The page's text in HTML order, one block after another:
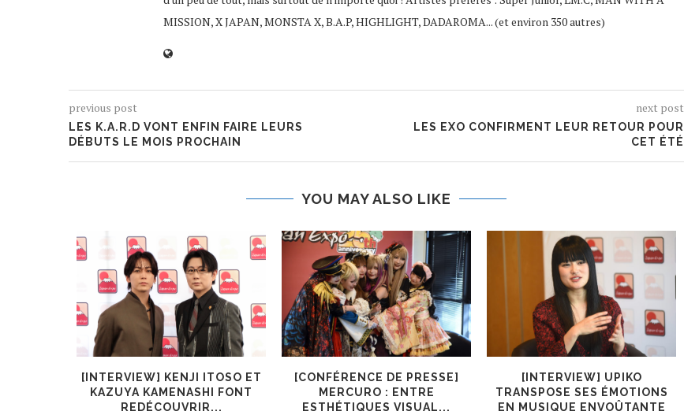
MISSION, X JAPAN, MONSTA X, B.A.P, HIGHLIGHT, DADAROMA... (et environ 350 autres)
previous post
LES K.A.R.D VONT ENFIN FAIRE LEURS
DÉBUTS LE MOIS PROCHAIN
next post
LES EXO CONFIRMENT LEUR RETOUR POUR
CET ÉTÉ
YOU MAY ALSO LIKE
[INTERVIEW] KENJI ITOSO ET
KAZUYA KAMENASHI FONT
REDÉCOUVRIR...
[CONFÉRENCE DE PRESSE]
MERCURO : ENTRE
ESTHÉTIQUES VISUAL...
[INTERVIEW] UPIKO
TRANSPOSE SES ÉMOTIONS
EN MUSIQUE ENVOÛTANTE